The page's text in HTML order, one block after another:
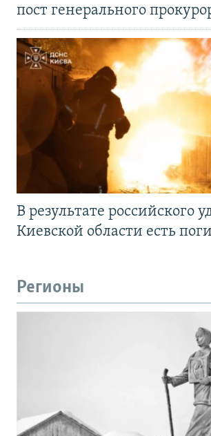
пост генерального
В результате российского
Киевской области есть
Регионы